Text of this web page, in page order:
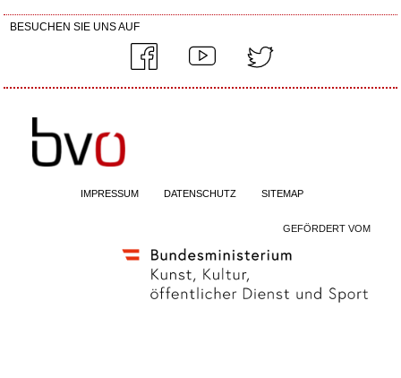
BESUCHEN SIE UNS AUF
IMPRESSUM DATENSCHUTZ SITEMAP
GEFÖRDERT VOM